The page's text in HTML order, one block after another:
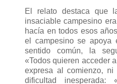
El relato destaca que
insaciable campesino
hacía en todos esos
el campesino se apoya
sentido común, la
«Todos quieren acceder
expresa al comienzo,
dificultad